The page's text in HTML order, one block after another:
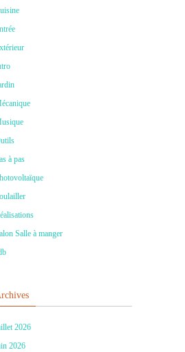
à pas
Salle à manger
2026
2026